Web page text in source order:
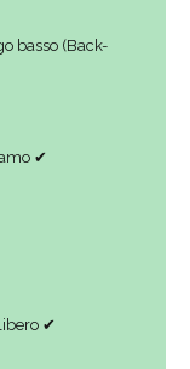
basso (Back-
✔
✔